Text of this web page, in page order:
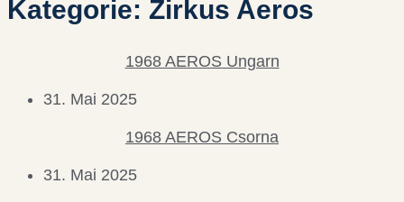
Kategorie: Zirkus Aeros
1968 AEROS Ungarn
31. Mai 2025
1968 AEROS Csorna
31. Mai 2025